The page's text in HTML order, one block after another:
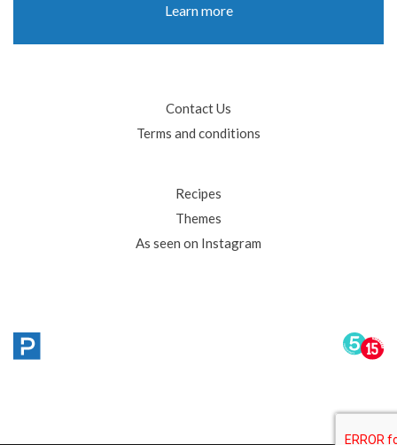
Learn more
Contact Us
Terms and conditions
Recipes
Themes
As seen on Instagram